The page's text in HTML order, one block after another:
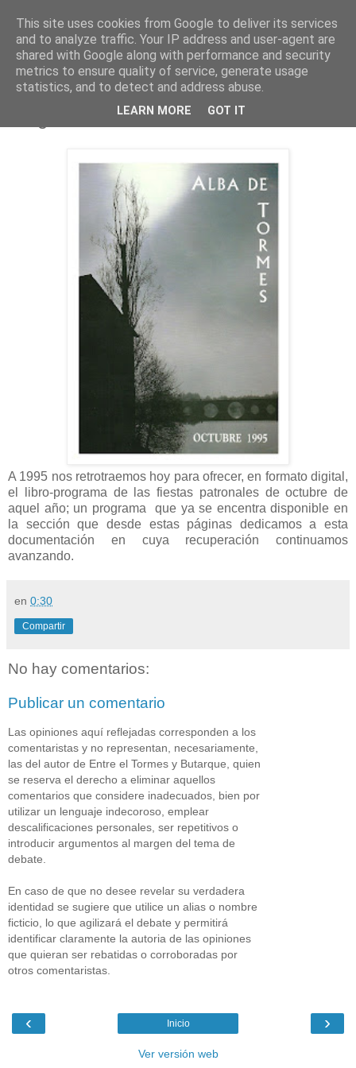
Programa de fiestas 1995
A 1995 nos retrotraemos hoy para ofrecer, en formato digital,
el libro-programa de las fiestas patronales de octubre de
aquel año; un programa que ya se encentra disponible en
la sección que desde estas páginas dedicamos a esta
documentación en cuya recuperación continuamos
avanzando.
en 0:30
Compartir
No hay comentarios:
Publicar un comentario
Las opiniones aquí reflejadas corresponden a los
comentaristas y no representan, necesariamente,
las del autor de Entre el Tormes y Butarque, quien
se reserva el derecho a eliminar aquellos
comentarios que considere inadecuados, bien por
utilizar un lenguaje indecoroso, emplear
descalificaciones personales, ser repetitivos o
introducir argumentos al margen del tema de
debate.
En caso de que no desee revelar su verdadera
identidad se sugiere que utilice un alias o nombre
ficticio, lo que agilizará el debate y permitirá
identificar claramente la autoria de las opiniones
que quieran ser rebatidas o corroboradas por
otros comentaristas.
‹ ›
Inicio
Ver versión web
This site uses cookies from Google to deliver its services
and to analyze traffic. Your IP address and user-agent are
shared with Google along with performance and security
metrics to ensure quality of service, generate usage
statistics, and to detect and address abuse.
LEARN MORE GOT IT